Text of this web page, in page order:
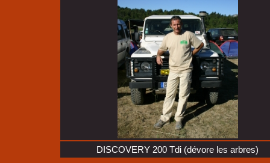
DISCOVERY 200 Tdi (dévore les arbres)